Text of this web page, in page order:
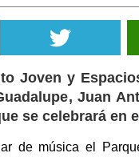
Joven y
Juan
se celebrará en
de música el